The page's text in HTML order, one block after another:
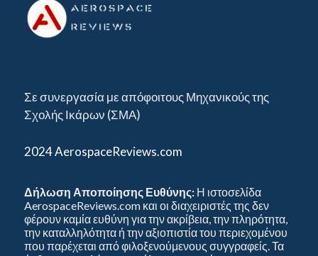
Σε συνεργασία με απόφοιτους Μηχανικούς της
Σχολής Ικάρων (ΣΜΑ)
2024 AerospaceReviews.com
Δήλωση Αποποίησης Ευθύνης: Η ιστοσελίδα
AerospaceReviews.com και οι διαχειριστές της δεν
φέρουν καμία ευθύνη για την ακρίβεια, την πληρότητα,
την καταλληλότητα ή την αξιοπιστία του περιεχομένου
που παρέχεται από φιλοξενούμενους συγγραφείς. Τα